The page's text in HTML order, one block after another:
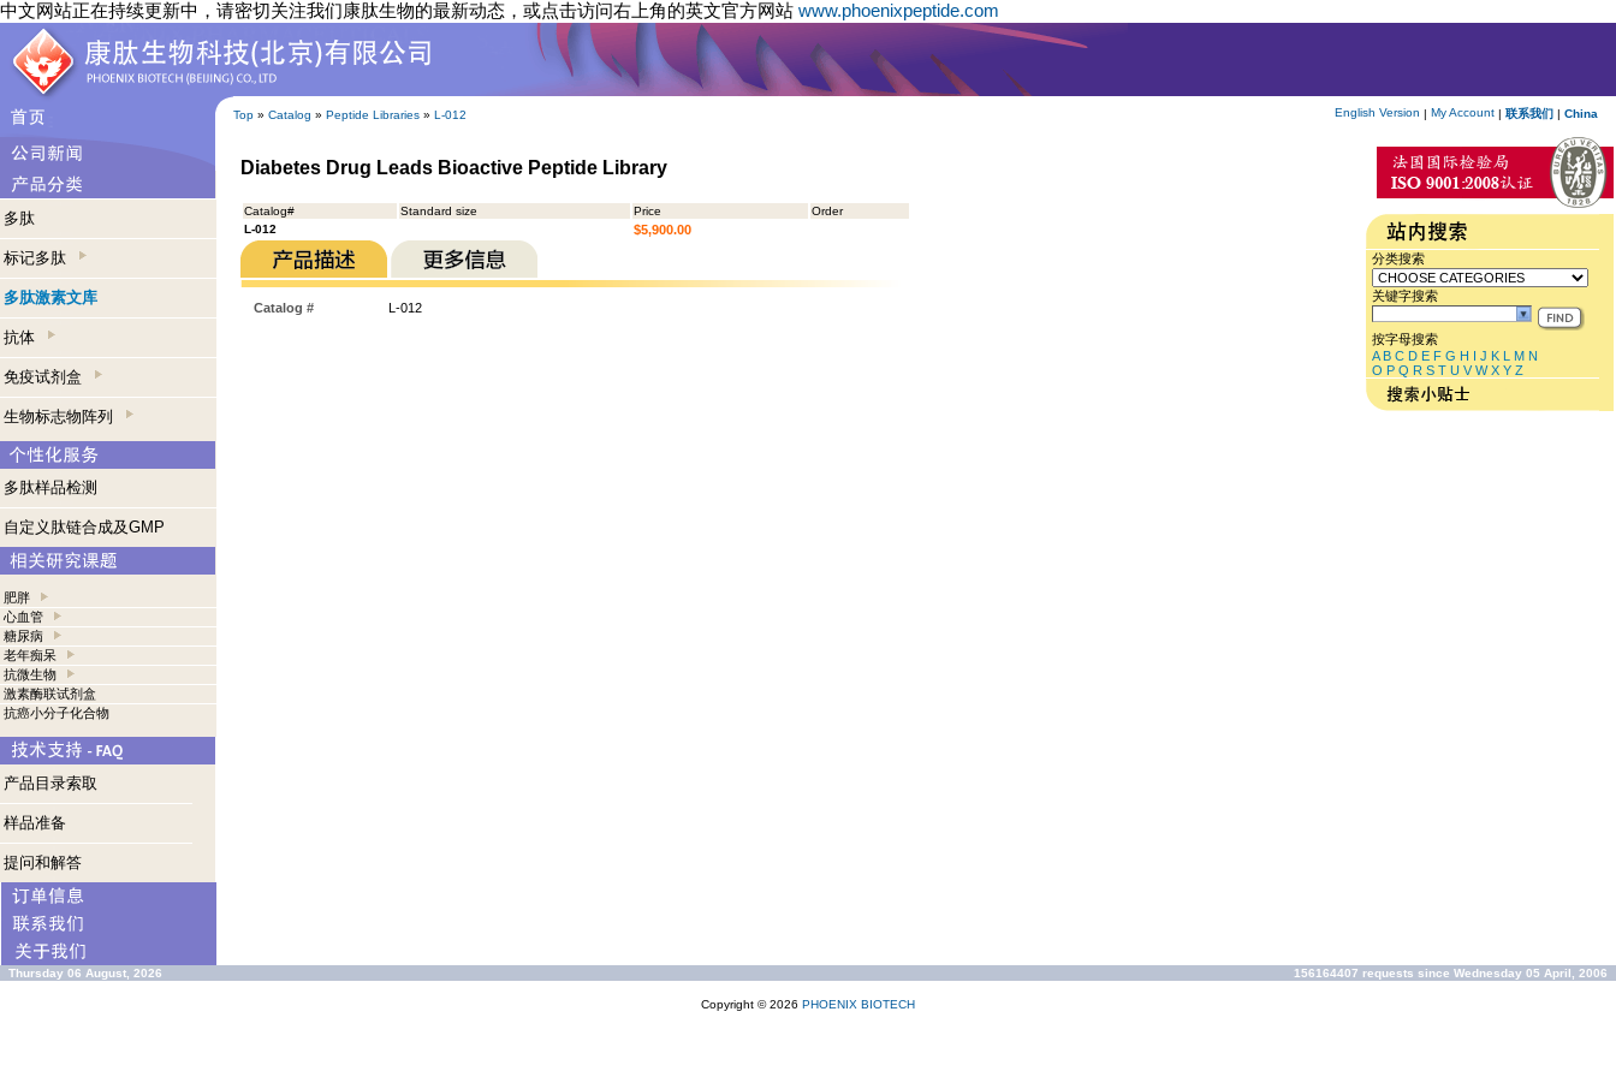
中文网站正在持续更新中，请密切关注我们康肽生物的最新动态，或点击访问右上角的英文官方网站 www.phoenixpeptide.com
Top » Catalog » Peptide Libraries » L-012 English Version | My Account | 联系我们 | China
多肽
标记多肽
多肽激素文库
抗体
免疫试剂盒
生物标志物阵列
多肽样品检测
自定义肽链合成及GMP
肥胖
心血管
糖尿病
老年痴呆
抗微生物
激素酶联试剂盒
抗癌小分子化合物
产品目录索取
样品准备
提问和解答
Diabetes Drug Leads Bioactive Peptide Library
Catalog# Standard size Price
Order
L-012
$5,900.00
Catalog # L-012
分类搜索
关键字搜索
按字母搜索
A B C D E F G H I J K L M N
O P Q R S T U V W X Y Z
Thursday 06 August, 2026 156164407 requests since Wednesday 05 April, 2006
Copyright © 2026 PHOENIX BIOTECH